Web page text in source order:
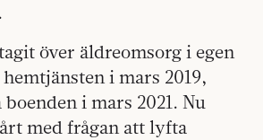
över äldreomsorg i egen
i mars 2019,
i mars 2021. Nu
med frågan att lyfta